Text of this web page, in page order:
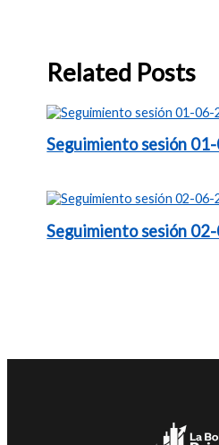
Related Posts
Seguimiento sesión
Seguimiento sesión